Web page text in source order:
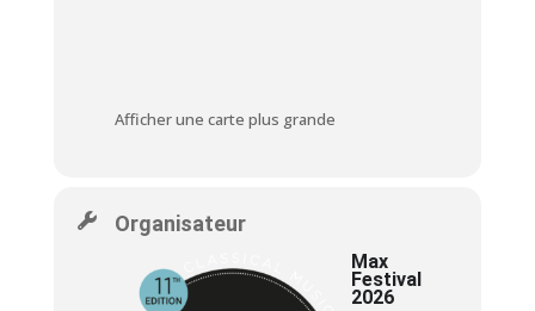
Afficher une carte plus grande
Organisateur
Max
Festival
2026